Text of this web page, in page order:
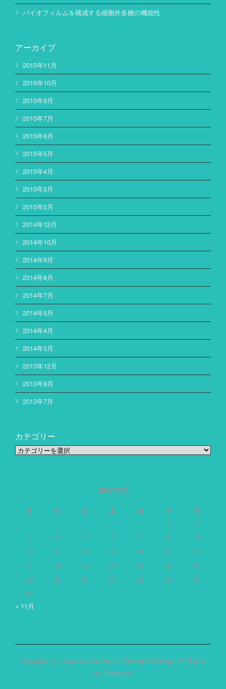
バイオフィルムを構成する細胞外多糖の機能性
アーカイブ
2015年11月
2015年10月
2015年9月
2015年7月
2015年6月
2015年5月
2015年4月
2015年3月
2015年2月
2014年12月
2014年10月
2014年9月
2014年8月
2014年7月
2014年5月
2014年4月
2014年3月
2013年12月
2013年8月
2013年7月
カテゴリー
カ
2026年8月
月 火 水 木 金 土
日
1
2
3
4 5 6 7 8
9
10
11 12 13 14 15
16
17
18 19 20 21 22
23
24
25 26 27 28 29
30
31
« 11月
Copyright (c) Japanese Society of Microbial Ecology. All Rights
are Reserved.